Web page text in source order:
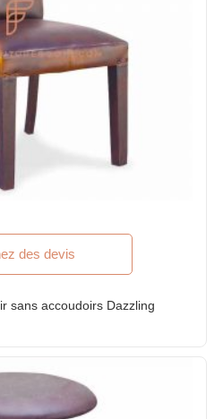
des devis
sans accoudoirs Dazzling